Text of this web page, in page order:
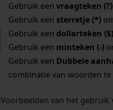
Gebruik een vraagteken (?)
Gebruik een sterretje (*)
Gebruik een dollarteken ($)
Gebruik een minteken (-)
Gebruik een Dubbele
combinatie van woorden te
Voorbeelden van het